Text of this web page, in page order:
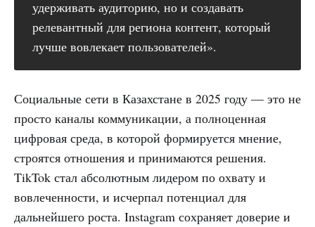
удерживать аудиторию, но и создавать
релевантный для региона контент, который
лучше вовлекает пользователей».
Социальные сети в Казахстане в 2025 году — это не
просто каналы коммуникации, а полноценная
цифровая среда, в которой формируется мнение,
строятся отношения и принимаются решения.
TikTok стал абсолютным лидером по охвату и
вовлеченности, и исчерпал потенциал для
дальнейшего роста. Instagram сохраняет доверие и